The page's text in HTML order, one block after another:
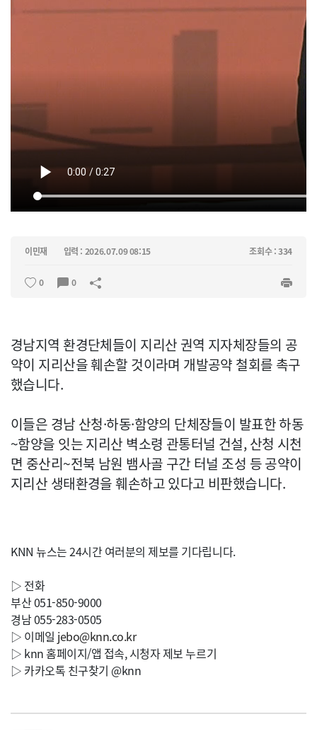
이민재 입력 : 2026.07.09 08:15 조회수 : 334
0 0
경남지역 환경단체들이 지리산 권역 지자체장들의 공
약이 지리산을 훼손할 것이라며 개발공약 철회를 촉구
했습니다.
이들은 경남 산청·하동·함양의 단체장들이 발표한 하동
~함양을 잇는 지리산 벽소령 관통터널 건설, 산청 시천
면 중산리~전북 남원 뱀사골 구간 터널 조성 등 공약이
지리산 생태환경을 훼손하고 있다고 비판했습니다.
KNN 뉴스는 24시간 여러분의 제보를 기다립니다.
▷ 전화
부산 051-850-9000
경남 055-283-0505
▷ 이메일 jebo@knn.co.kr
▷ knn 홈페이지/앱 접속, 시청자 제보 누르기
▷ 카카오톡 친구찾기 @knn